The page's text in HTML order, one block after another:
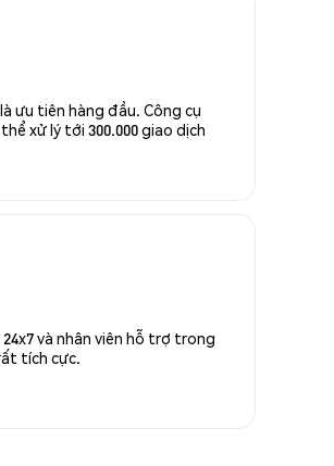
ưu tiên hàng đầu. Công cụ
xử lý tới 300.000 giao dịch
và nhân viên hỗ trợ trong
tích cực.